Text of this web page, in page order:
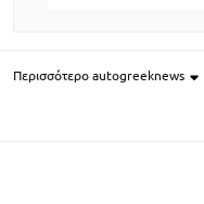
Περισσότερο autogreeknews